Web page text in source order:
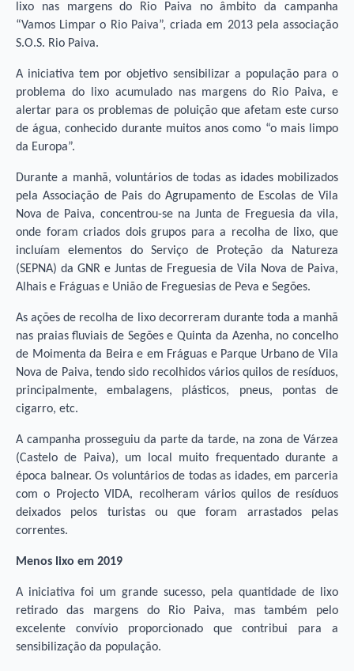
lixo nas margens do Rio Paiva no âmbito da campanha
“Vamos Limpar o Rio Paiva”, criada em 2013 pela associação
S.O.S. Rio Paiva.
A iniciativa tem por objetivo sensibilizar a população para o
problema do lixo acumulado nas margens do Rio Paiva, e
alertar para os problemas de poluição que afetam este curso
de água, conhecido durante muitos anos como “o mais limpo
da Europa”.
Durante a manhã, voluntários de todas as idades mobilizados
pela Associação de Pais do Agrupamento de Escolas de Vila
Nova de Paiva, concentrou-se na Junta de Freguesia da vila,
onde foram criados dois grupos para a recolha de lixo, que
incluíam elementos do Serviço de Proteção da Natureza
(SEPNA) da GNR e Juntas de Freguesia de Vila Nova de Paiva,
Alhais e Fráguas e União de Freguesias de Peva e Segões.
As ações de recolha de lixo decorreram durante toda a manhã
nas praias fluviais de Segões e Quinta da Azenha, no concelho
de Moimenta da Beira e em Fráguas e Parque Urbano de Vila
Nova de Paiva, tendo sido recolhidos vários quilos de resíduos,
principalmente, embalagens, plásticos, pneus, pontas de
cigarro, etc.
A campanha prosseguiu da parte da tarde, na zona de Várzea
(Castelo de Paiva), um local muito frequentado durante a
época balnear. Os voluntários de todas as idades, em parceria
com o Projecto VIDA, recolheram vários quilos de resíduos
deixados pelos turistas ou que foram arrastados pelas
correntes.
Menos lixo em 2019
A iniciativa foi um grande sucesso, pela quantidade de lixo
retirado das margens do Rio Paiva, mas também pelo
excelente convívio proporcionado que contribui para a
sensibilização da população.